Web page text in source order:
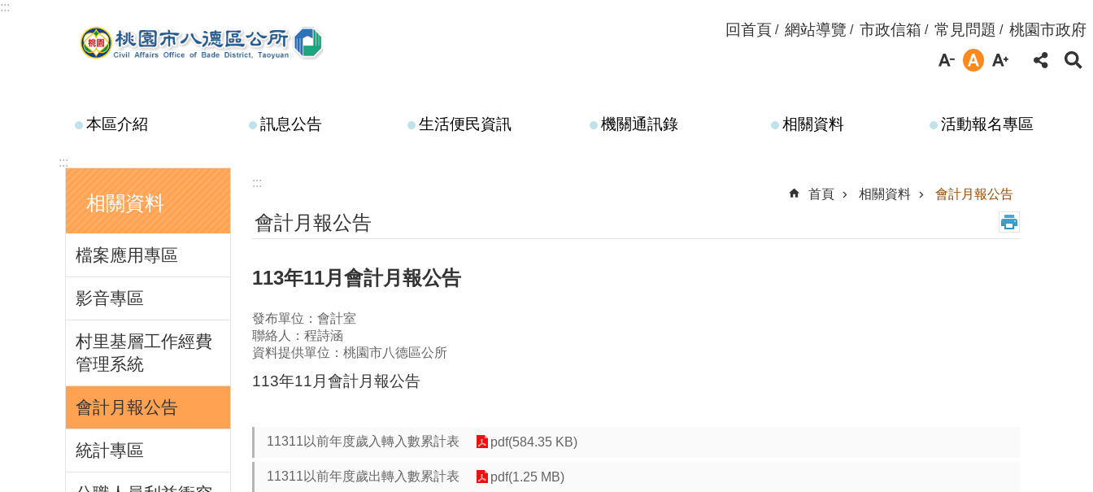
跳到主要內容區塊
:::
回首頁 網站導覽 市政信箱 常見問題 桃園市政府
本區介紹 訊息公告 生活便民資訊 機關通訊錄 相關資料 活動報名專區
:::
相關資料
檔案應用專區
影音專區
村里基層工作經費
管理系統
會計月報公告
統計專區
:::
首頁
相關資料 會計月報公告
會計月報公告
113年11月會計月報公告
發布單位：會計室
聯絡人：程詩涵
資料提供單位：桃園市八德區公所
113年11月會計月報公告
11311以前年度歲入轉入數累計表 pdf(584.35 KB)
11311以前年度歲出轉入數累計表 pdf(1.25 MB)